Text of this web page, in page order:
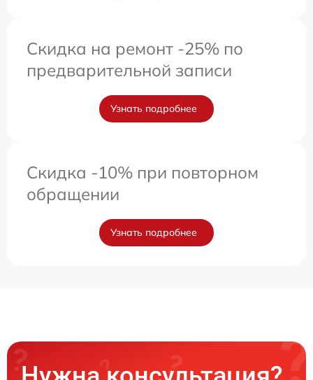
Скидка на ремонт -25% по
предварительной записи
Узнать подробнее
Скидка -10% при повторном
обращении
Узнать подробнее